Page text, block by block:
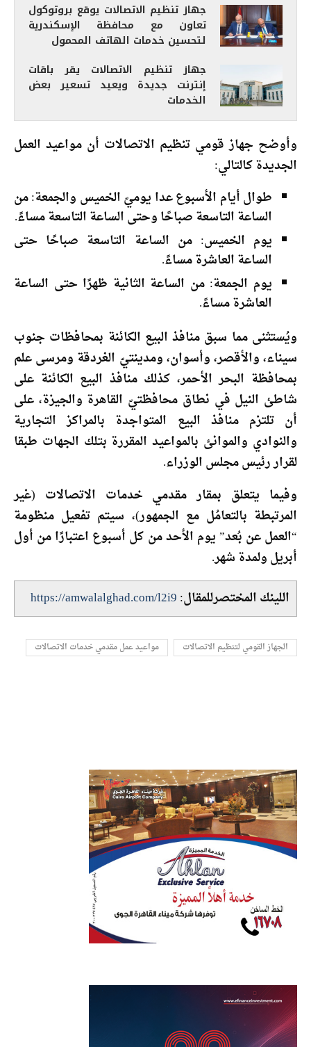
جهاز تنظيم الاتصالات يوقع بروتوكول
تعاون مع محافظة الإسكندرية
لتحسين خدمات الهاتف المحمول
جهاز تنظيم الاتصالات يقر باقات
إنترنت جديدة ويعيد تسعير بعض
الخدمات
وأوضح جهاز قومي تنظيم الاتصالات أن مواعيد العمل
الجديدة كالتالي:
طوال أيام الأسبوع عدا يوميّ الخميس والجمعة: من
الساعة التاسعة صباحًا وحتى الساعة التاسعة مساءً.
يوم الخميس: من الساعة التاسعة صباحًا حتى
الساعة العاشرة مساءً.
يوم الجمعة: من الساعة الثانية ظهرًا حتى الساعة
العاشرة مساءً.
ويُستثنى مما سبق منافذ البيع الكائنة بمحافظات جنوب
سيناء، والأقصر، وأسوان، ومدينتيّ الغردقة ومرسى علم
بمحافظة البحر الأحمر، كذلك منافذ البيع الكائنة على
شاطئ النيل في نطاق محافظتيّ القاهرة والجيزة، على
أن تلتزم منافذ البيع المتواجدة بالمراكز التجارية
والنوادي والموانئ بالمواعيد المقررة بتلك الجهات طبقا
لقرار رئيس مجلس الوزراء.
وفيما يتعلق بمقار مقدمي خدمات الاتصالات (غير
المرتبطة بالتعامُل مع الجمهور)، سيتم تفعيل منظومة
“العمل عن بُعد” يوم الأحد من كل أسبوع اعتبارًا من أول
أبريل ولمدة شهر.
اللينك المختصرللمقال:https://amwalalghad.com/l2i9
الجهاز القومي لتنظيم الاتصالات مواعيد عمل مقدمي خدمات الاتصالات